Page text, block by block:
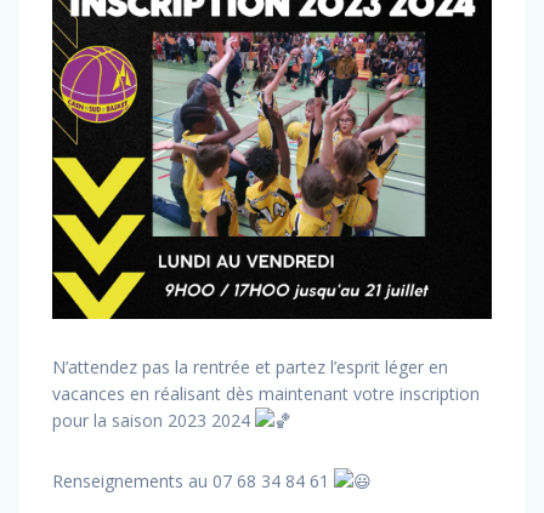
N’attendez pas la rentrée et partez l’esprit léger en
vacances en réalisant dès maintenant votre inscription
pour la saison 2023 2024
Renseignements au 07 68 34 84 61